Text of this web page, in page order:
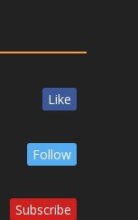
Like
Follow
Subscribe